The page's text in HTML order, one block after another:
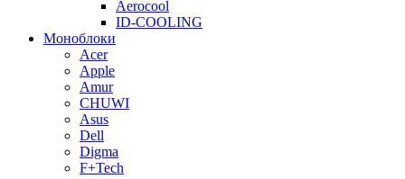
Aerocool
ID-COOLING
Моноблоки
Acer
Apple
Amur
CHUWI
Asus
Dell
Digma
F+Tech